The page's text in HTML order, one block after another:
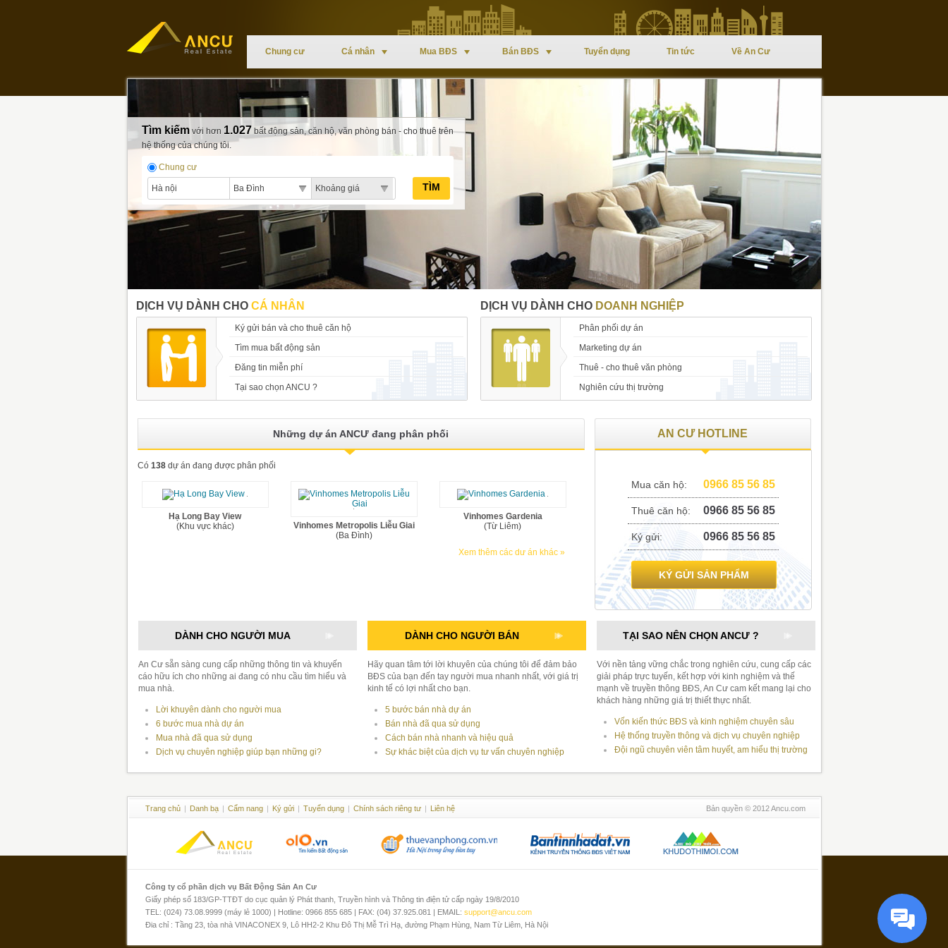
Chung cư Cá nhân Mua BĐS Bán BĐS Tuyển dụng Tin tức Về An Cư
Tìm kiếmvới hơn 1.027 bất động sản, căn hộ, văn phòng bán - cho thuê trên
hệ thống của chúng tôi.
Chung cư
Hà nội Ba Đình Khoảng giá TÌM
DỊCH VỤ DÀNH CHO CÁ NHÂN
Ký gửi bán và cho thuê căn hộ
Tìm mua bất động sản
Đăng tin miễn phí
Tại sao chọn ANCU ?
DỊCH VỤ DÀNH CHO DOANH NGHIỆP
Phân phối dự án
Marketing dự án
Thuê - cho thuê văn phòng
Nghiên cứu thị trường
Những dự án ANCƯ đang phân phối
Có 138dự án đang được phân phối
Hạ Long Bay View
(Khu vực khác)
Vinhomes Metropolis Liễu Giai
(Ba Đình)
Vinhomes Gardenia
(Từ Liêm)
Xem thêm các dư án khác »
AN CƯHOTLINE
Mua căn hộ: 0966 85 56 85
Thuê căn hộ: 0966 85 56 85
Ký gửi: 0966 85 56 85
KÝ GỬI SẢN PHẨM
DÀNH CHO NGƯỜI MUA
An Cư sẵn sàng cung cấp những thông tin và khuyến
cáo hữu ích cho những ai đang có nhu cầu tìm hiểu và
mua nhà.
Lời khuyên dành cho người mua
6 bước mua nhà dự án
Mua nhà đã qua sử dụng
Dịch vụ chuyên nghiệp giúp bạn những gi?
DÀNH CHO NGƯỜI BÁN
Hãy quan tâm tới lời khuyên của chúng tôi để đảm bảo
BĐS của bạn đến tay người mua nhanh nhất, với giá trị
kinh tế có lợi nhất cho bạn.
5 bước bán nhà dự án
Bán nhà đã qua sử dụng
Cách bán nhà nhanh và hiệu quả
Sự khác biệt của dịch vụ tư vấn chuyên nghiệp
TẠI SAO NÊN CHỌN ANCƯ ?
Với nền tảng vững chắc trong nghiên cứu, cung cấp các
giải pháp trực tuyến, kết hợp với kinh nghiệm và thế
mạnh về truyền thông BĐS, An Cư cam kết mang lại cho
khách hàng những giá trị thiết thực nhất.
Vốn kiến thức BĐS và kinh nghiệm chuyên sâu
Hệ thống truyền thông và dịch vụ chuyên nghiệp
Đội ngũ chuyên viên tâm huyết, am hiểu thị trường
Trang chủ | Danh bạ | Cẩm nang | Ký gửi | Tuyển dụng | Chính sách riêng tư | Liên hệ Bản quyền © 2012 Ancu.com
Công ty cổ phần dịch vụ Bất Động Sản An Cư
Giấy phép số 183/GP-TTĐT do cục quản lý Phát thanh, Truyền hình và Thông tin điện tử cấp ngày 19/8/2010
TEL: (024) 73.08.9999 (máy lẻ 1000) | Hotline: 0966 855 685 | FAX: (04) 37.925.081 | EMAIL: support@ancu.com
Đia chỉ : Tầng 23, tòa nhà VINACONEX 9, Lô HH2-2 Khu Đô Thị Mễ Trì Hạ, đường Phạm Hùng, Nam Từ Liêm, Hà Nội